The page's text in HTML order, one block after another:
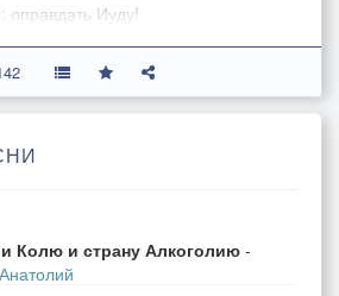
Иуду!
– уповать на чудо!
сограждан непослушных…
И – вдребезги посуда…
Голодно и душно!..
великодушно!..
Колю и страну Алкоголию -